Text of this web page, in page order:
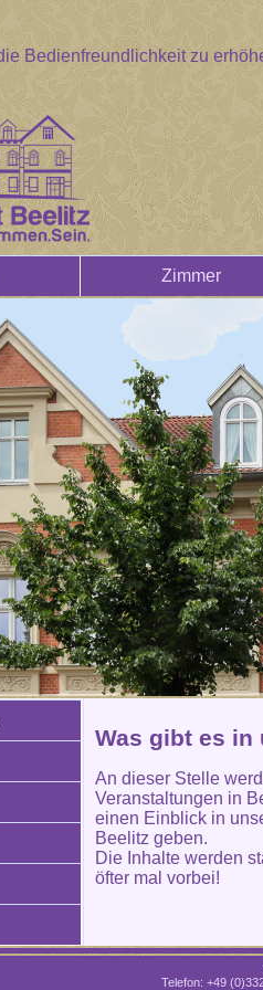
Bedienfreundlichkeit zu
Zimmer
Was gibt es in
An dieser Stelle
Veranstaltungen in
einen Einblick in
Beelitz geben.
Die Inhalte werden
öfter mal vorbei!
Telefon: +49